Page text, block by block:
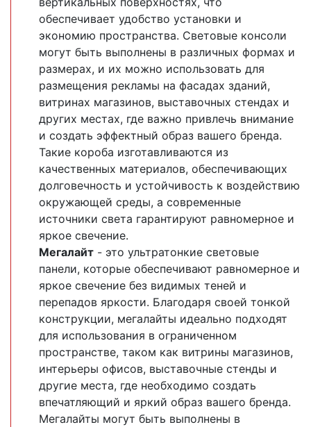
обеспечивает удобство установки и
экономию пространства. Световые консоли
могут быть выполнены в различных формах и
размерах, и их можно использовать для
размещения рекламы на фасадах зданий,
витринах магазинов, выставочных стендах и
других местах, где важно привлечь внимание
и создать эффектный образ вашего бренда.
Такие короба изготавливаются из
качественных материалов, обеспечивающих
долговечность и устойчивость к воздействию
окружающей среды, а современные
источники света гарантируют равномерное и
яркое свечение.
Мегалайт - это ультратонкие световые
панели, которые обеспечивают равномерное и
яркое свечение без видимых теней и
перепадов яркости. Благодаря своей тонкой
конструкции, мегалайты идеально подходят
для использования в ограниченном
пространстве, таком как витрины магазинов,
интерьеры офисов, выставочные стенды и
другие места, где необходимо создать
впечатляющий и яркий образ вашего бренда.
Мегалайты могут быть выполнены в